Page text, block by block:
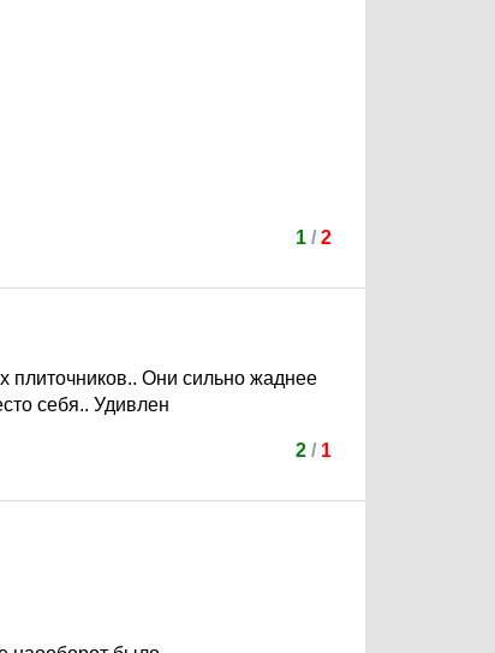
1/ 2
плиточников.. Они сильно жаднее
себя.. Удивлен
2/ 1